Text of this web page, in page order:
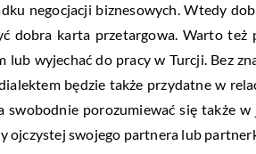
negocjacji biznesowych. Wtedy
dobra karta przetargowa. Warto też
lub wyjechać do pracy w Turcji. Bez
będzie także przydatne w
swobodnie porozumiewać się także
ojczystej swojego partnera lub